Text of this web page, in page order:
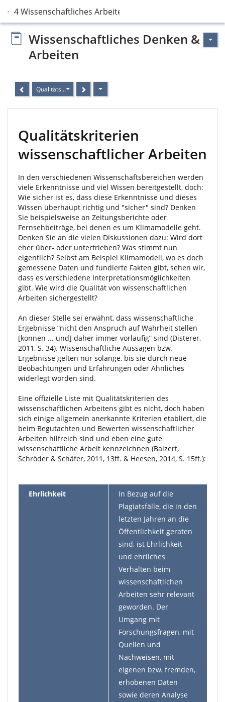
4 Wissenschaftliches Arbeiten
Wissenschaftliches Denken &
Arbeiten
Qualitätskriterien wissenschaftlicher Arbeiten
Qualitätskriterien
wissenschaftlicher Arbeiten
In den verschiedenen Wissenschaftsbereichen werden
viele Erkenntnisse und viel Wissen bereitgestellt, doch:
Wie sicher ist es, dass diese Erkenntnisse und dieses
Wissen überhaupt richtig und "sicher" sind? Denken
Sie beispielsweise an Zeitungsberichte oder
Fernsehbeiträge, bei denen es um Klimamodelle geht.
Denken Sie an die vielen Diskussionen dazu: Wird dort
eher über- oder untertrieben? Was stimmt nun
eigentlich? Selbst am Beispiel Klimamodell, wo es doch
gemessene Daten und fundierte Fakten gibt, sehen wir,
dass es verschiedene Interpretationsmöglichkeiten
gibt. Wie wird die Qualität von wissenschaftlichen
Arbeiten sichergestellt?
An dieser Stelle sei erwähnt, dass wissenschaftliche
Ergebnisse “nicht den Anspruch auf Wahrheit stellen
[können ... und] daher immer vorläufig” sind (Disterer,
2011, S. 34). Wissenschaftliche Aussagen bzw.
Ergebnisse gelten nur solange, bis sie durch neue
Beobachtungen und Erfahrungen oder Ähnliches
widerlegt worden sind.
Eine offizielle Liste mit Qualitätskriterien des
wissenschaftlichen Arbeitens gibt es nicht, doch haben
sich einige allgemein anerkannte Kriterien etabliert, die
beim Begutachten und Bewerten wissenschaftlicher
Arbeiten hilfreich sind und eben eine gute
wissenschaftliche Arbeit kennzeichnen (Balzert,
Schröder & Schäfer, 2011, 13ff. & Heesen, 2014, S. 15ff.):
Ehrlichkeit
In Bezug auf die
Plagiatsfälle, die in den
letzten Jahren an die
Öffentlichkeit geraten
sind, ist Ehrlichkeit
und ehrliches
Verhalten beim
wissenschaftlichen
Arbeiten sehr relevant
geworden. Der
Umgang mit
Forschungsfragen, mit
Quellen und
Nachweisen, mit
eigenen bzw. fremden,
erhobenen Daten
sowie deren Analyse